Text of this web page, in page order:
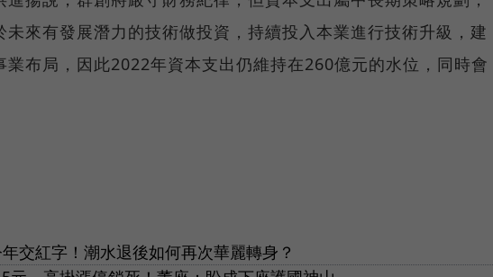
來有發展潛力的技術做投資，持續投入本業進行技術升級，建
業布局，因此2022年資本支出仍維持在260億元的水位，同時會
交紅字！潮水退後如何再次華麗轉身？